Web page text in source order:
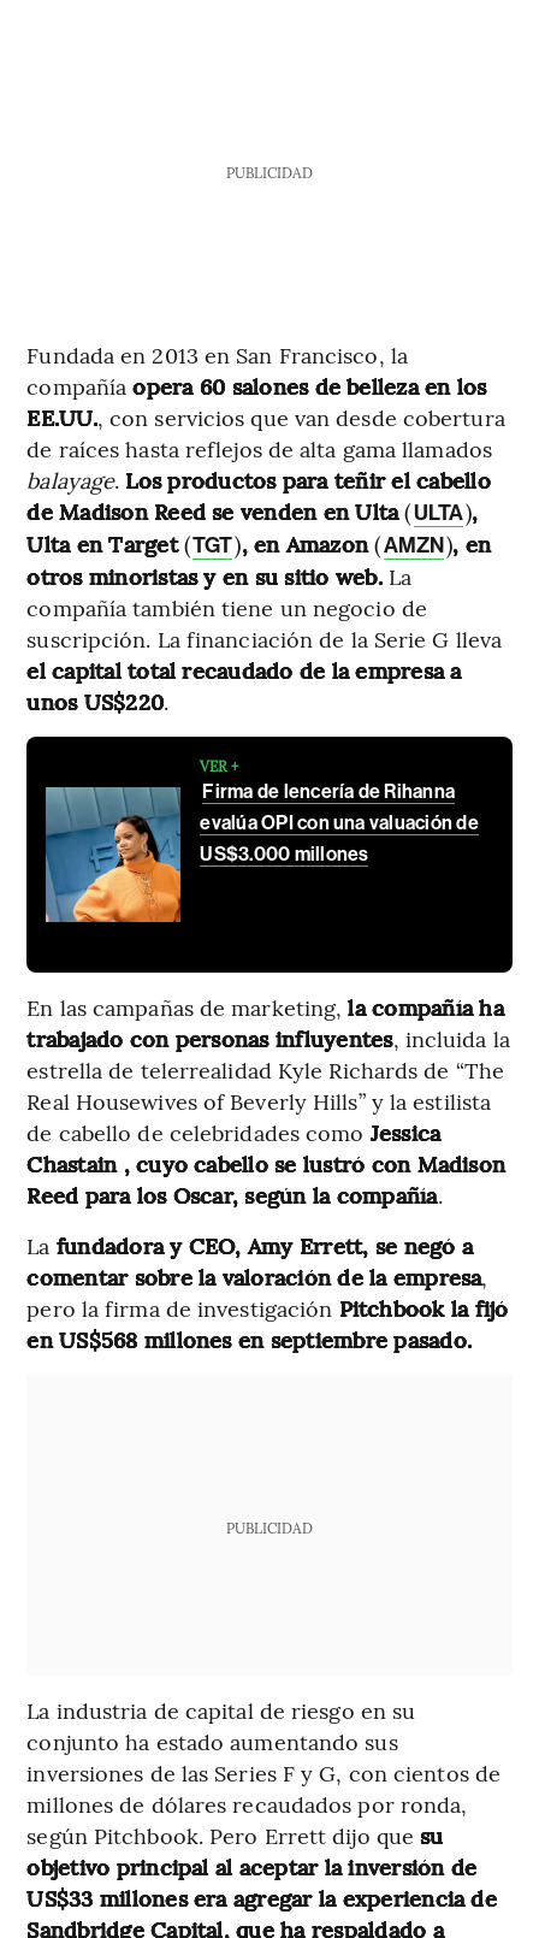
PUBLICIDAD
Fundada en 2013 en San Francisco, la
compañía opera 60 salones de belleza en los
EE.UU., con servicios que van desde cobertura
de raíces hasta reflejos de alta gama llamados
balayage. Los productos para teñir el cabello
de Madison Reed se venden en Ulta(ULTA),
Ulta en Target(TGT), en Amazon(AMZN), en
otros minoristas y en su sitio web.La
compañía también tiene un negocio de
suscripción. La financiación de la Serie G lleva
el capital total recaudado de la empresa a
unos US$220.
VER +
Firma de lencería de Rihanna
evalúa OPI con una valuación de
US$3.000 millones
En las campañas de marketing,la compañía ha
trabajado con personas influyentes, incluida la
estrella de telerrealidad Kyle Richards de “The
Real Housewives of Beverly Hills” y la estilista
de cabello de celebridades como Jessica
Chastain , cuyo cabello se lustró con Madison
Reed para los Oscar, según la compañía.
La fundadora y CEO, Amy Errett, se negó a
comentar sobre la valoración de la empresa,
pero la firma de investigación Pitchbook la fijó
en US$568 millones en septiembre pasado.
PUBLICIDAD
La industria de capital de riesgo en su
conjunto ha estado aumentando sus
inversiones de las Series F y G, con cientos de
millones de dólares recaudados por ronda,
según Pitchbook. Pero Errett dijo quesu
objetivo principal al aceptar la inversión de
US$33 millones era agregar la experiencia de
Sandbridge Capital, que ha respaldado a